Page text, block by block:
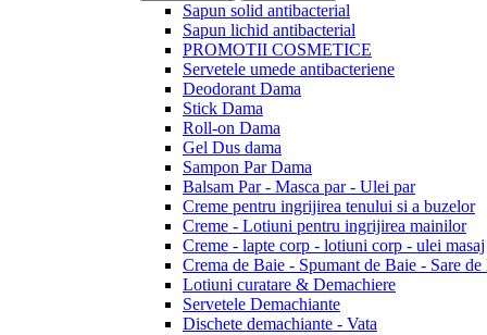
Sapun solid antibacterial
Sapun lichid antibacterial
PROMOTII COSMETICE
Servetele umede antibacteriene
Deodorant Dama
Stick Dama
Roll-on Dama
Gel Dus dama
Sampon Par Dama
Balsam Par - Masca par - Ulei par
Creme pentru ingrijirea tenului si a buzelor
Creme - Lotiuni pentru ingrijirea mainilor
Creme - lapte corp - lotiuni corp - ulei masaj
Crema de Baie - Spumant de Baie - Sare de
Lotiuni curatare & Demachiere
Servetele Demachiante
Dischete demachiante - Vata